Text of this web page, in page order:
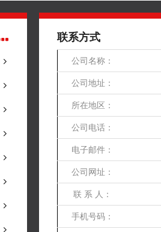
联系方式
公司名称：
公司地址：
所在地区：
公司电话：
电子邮件：
公司网址：
联 系 人：
手机号码：